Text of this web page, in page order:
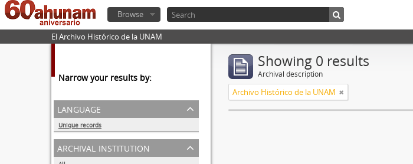
Browse
El Archivo Histórico de la UNAM
Narrow your results by:
language
Unique records
0
archival institution
Showing 0 results
Archival description
Archivo Histórico de la UNAM